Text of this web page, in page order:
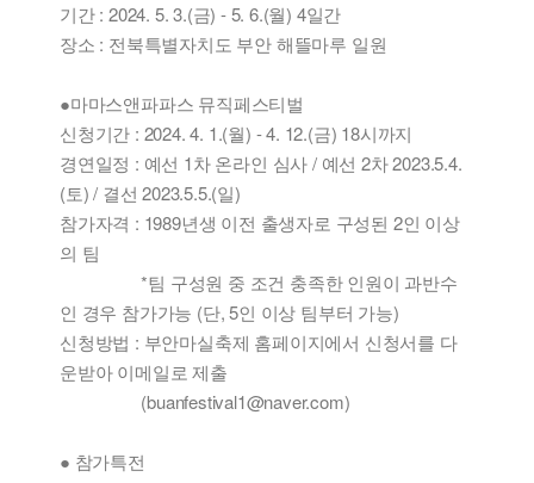
기간 : 2024. 5. 3.(금) - 5. 6.(월) 4일간
장소 : 전북특별자치도 부안 해뜰마루 일원
●마마스앤파파스 뮤직페스티벌
신청기간 : 2024. 4. 1.(월) - 4. 12.(금) 18시까지
경연일정 : 예선 1차 온라인 심사 / 예선 2차 2023.5.4.
(토) / 결선 2023.5.5.(일)
참가자격 : 1989년생 이전 출생자로 구성된 2인 이상
의 팀
*팀 구성원 중 조건 충족한 인원이 과반수
인 경우 참가가능 (단, 5인 이상 팀부터 가능)
신청방법 : 부안마실축제 홈페이지에서 신청서를 다
운받아 이메일로 제출
(buanfestival1@naver.com)
● 참가특전